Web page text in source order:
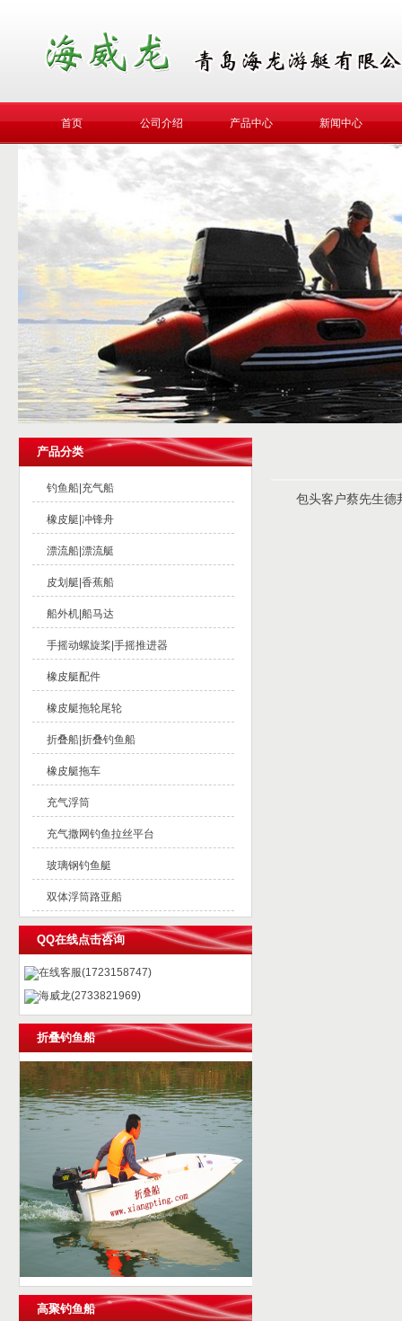
首页 公司介绍 产品中心 新闻中心
包头客户蔡先生德
产品分类
钓鱼船|充气船
橡皮艇|冲锋舟
漂流船|漂流艇
皮划艇|香蕉船
船外机|船马达
手摇动螺旋桨|手摇推进器
橡皮艇配件
橡皮艇拖轮尾轮
折叠船|折叠钓鱼船
橡皮艇拖车
充气浮筒
充气撒网钓鱼拉丝平台
玻璃钢钓鱼艇
双体浮筒路亚船
QQ在线点击咨询
在线客服(1723158747)
海威龙(2733821969)
折叠钓鱼船
高聚钓鱼船